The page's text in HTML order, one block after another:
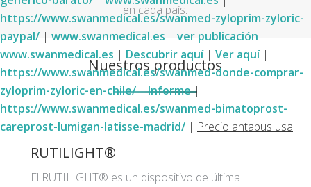
https://www.swanmedical.es/swanmed-zyloprim-zyloric-
paypal/ | www.swanmedical.es | ver publicación |
www.swanmedical.es | Descubrir aquí| Ver aquí|
https://www.swanmedical.es/swanmed-donde-comprar-
zyloprim-zyloric-en-chile/|Informe|
https://www.swanmedical.es/swanmed-bimatoprost-
careprost-lumigan-latisse-madrid/ | Precio antabus usa
en cada país.
Nuestros productos
RUTILIGHT®
El RUTILIGHT® es un dispositivo de última